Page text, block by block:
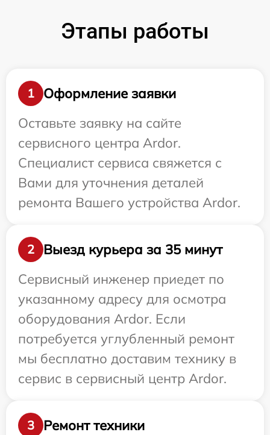
Этапы работы
1
Оформление заявки
Оставьте заявку на сайте
сервисного центра Ardor.
Специалист сервиса свяжется с
Вами для уточнения деталей
ремонта Вашего устройства Ardor.
2
Выезд курьера за 35 минут
Сервисный инженер приедет по
указанному адресу для осмотра
оборудования Ardor. Если
потребуется углубленный ремонт
мы бесплатно доставим технику в
сервис в сервисный центр Ardor.
3 Ремонт техники